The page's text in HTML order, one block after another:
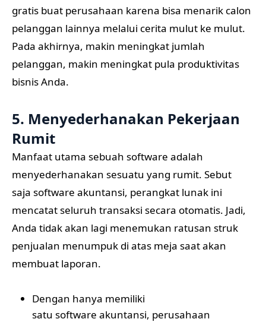
gratis buat perusahaan karena bisa menarik calon
pelanggan lainnya melalui cerita mulut ke mulut.
Pada akhirnya, makin meningkat jumlah
pelanggan, makin meningkat pula produktivitas
bisnis Anda.
5. Menyederhanakan Pekerjaan
Rumit
Manfaat utama sebuah software adalah
menyederhanakan sesuatu yang rumit. Sebut
saja software akuntansi, perangkat lunak ini
mencatat seluruh transaksi secara otomatis. Jadi,
Anda tidak akan lagi menemukan ratusan struk
penjualan menumpuk di atas meja saat akan
membuat laporan.
Dengan hanya memiliki
satu software akuntansi, perusahaan